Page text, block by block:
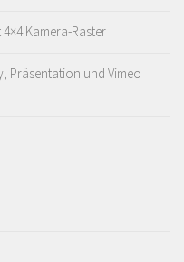
Kamera-Raster
Präsentation und Vimeo